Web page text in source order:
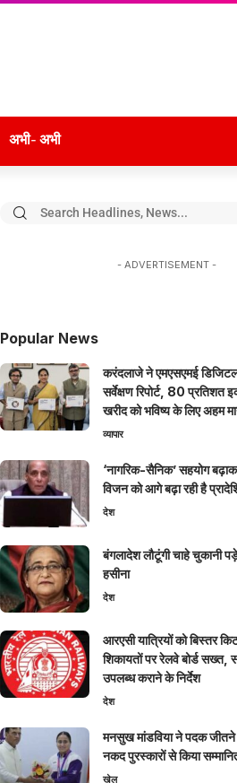
अभी- अभी
- ADVERTISEMENT -
Popular News
करंदलाजे ने एमएसएमई डिजिटल
सर्वेक्षण रिपोर्ट, 80 प्रतिशत
खरीद को भविष्य के लिए अहम
व्यापार
‘नागरिक-सैनिक’ सहयोग
विजन को आगे बढ़ा रही है
देश
बंगलादेश लौटूंगी चाहे चुकानी
हसीना
देश
आरएसी यात्रियों को बिस्तर
शिकायतों पर रेलवे बोर्ड सख्त,
उपलब्ध कराने के निर्देश
देश
मनसुख मांडविया ने पदक जीतने
नकद पुरस्कारों से किया
खेल